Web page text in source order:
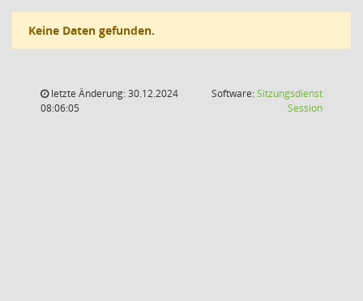
Keine Daten gefunden.
letzte Änderung: 30.12.2024
08:06:05
Software:Sitzungsdienst
Session(Wird in